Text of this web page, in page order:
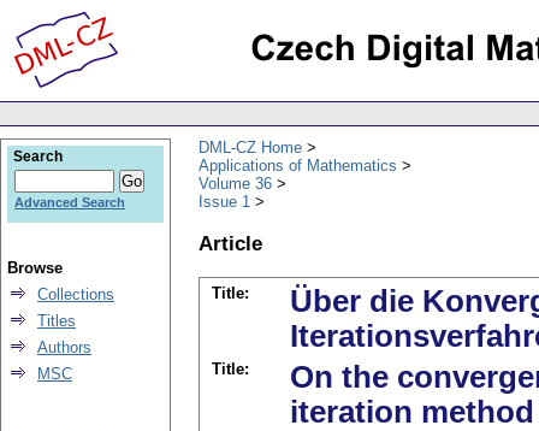
DML-CZ Home
Applications of Mathematics
Volume 36
Issue 1
Article
Title:
Über die
Title:
On the
iteration method
Search
Advanced Search
Browse
Collections
Titles
Authors
MSC